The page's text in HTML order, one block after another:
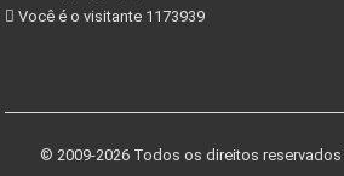
Você é o visitante 1173939
© 2009-2026 Todos os direitos reservados